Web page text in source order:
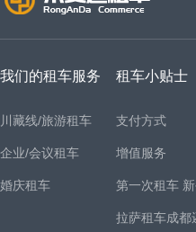
我们的租车服务
川藏线/旅游租车
企业/会议租车
婚庆租车
租车小贴士
支付方式
增值服务
第一次租车
拉萨租车成都